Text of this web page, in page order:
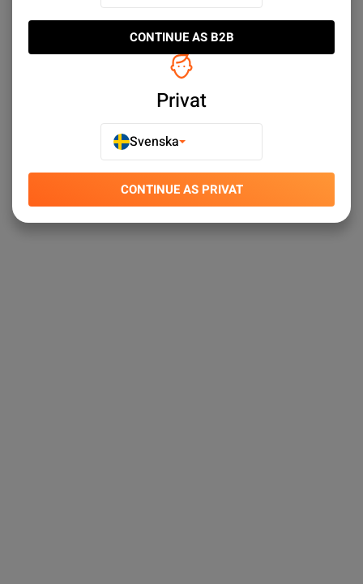
Upptäck Xiaomi 13 Skärmskydd - Xiaomi Skärmskydd -
Skärmskydd - Mobiltillbehör till svårslagna priser. ✓ Stort
sortiment ✓ Snabba leveranser ✓ Enkel kundtjänst
CONTINUE AS B2B
Privat
Svenska
CONTINUE AS PRIVAT